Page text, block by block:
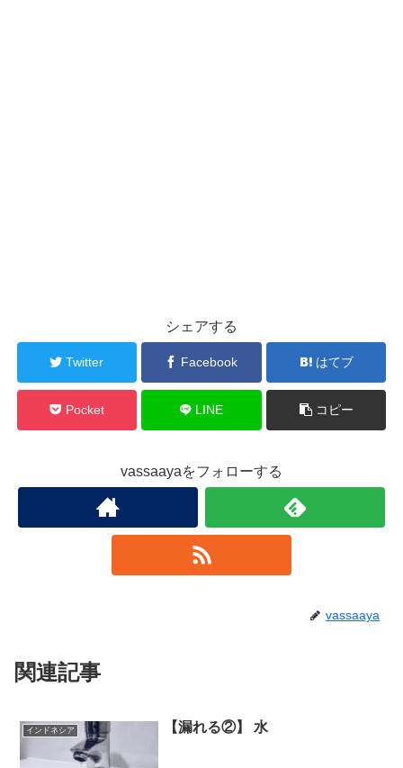
シェアする
Twitter Facebook はてブ
Pocket LINE コピー
vassaayaをフォローする
vassaaya
関連記事
インドネシア 【漏れる②】 水